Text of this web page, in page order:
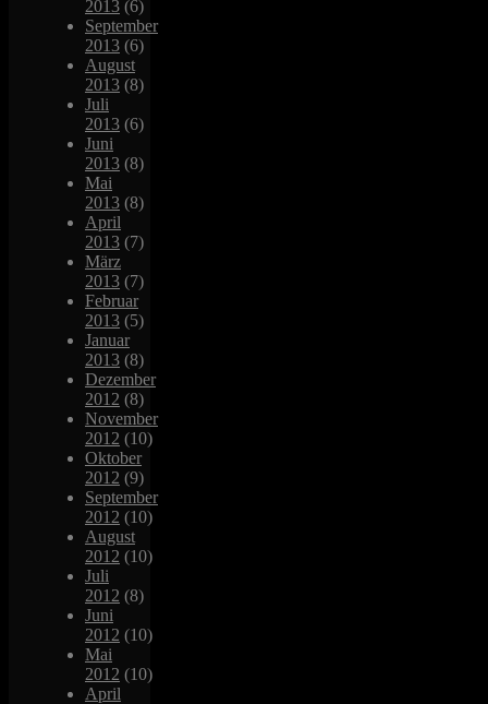
2013 (6)
September
2013 (6)
August
2013 (8)
Juli
2013 (6)
Juni
2013 (8)
Mai
2013 (8)
April
2013 (7)
März
2013 (7)
Februar
2013 (5)
Januar
2013 (8)
Dezember
2012 (8)
November
2012 (10)
Oktober
2012 (9)
September
2012 (10)
August
2012 (10)
Juli
2012 (8)
Juni
2012 (10)
Mai
2012 (10)
April